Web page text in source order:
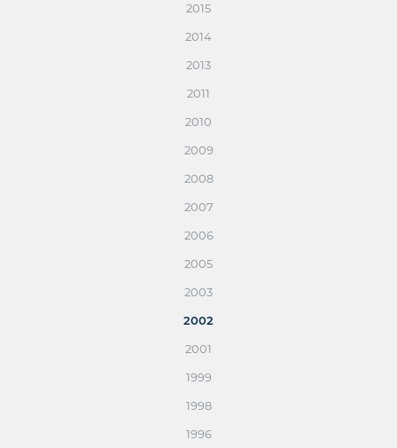
2015
2014
2013
2011
2010
2009
2008
2007
2006
2005
2003
2002
2001
1999
1998
1996